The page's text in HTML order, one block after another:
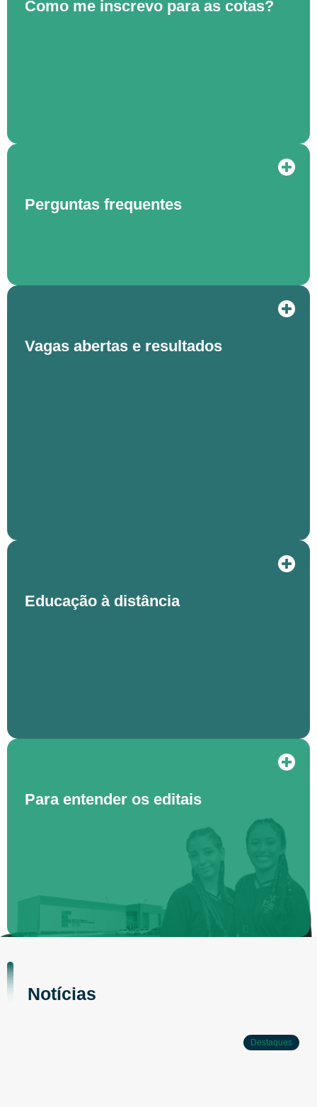
Como me inscrevo para as cotas?
Perguntas frequentes
Vagas abertas e resultados
Educação à distância
Para entender os editais
Notícias
Destaques